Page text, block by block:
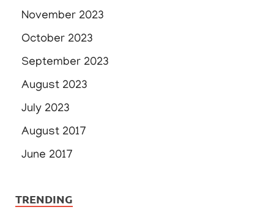
November 2023
October 2023
September 2023
August 2023
July 2023
August 2017
June 2017
TRENDING